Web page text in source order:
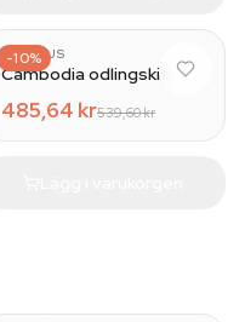
-10%
AZARIUS
Cambodia odlingskit
485,64 kr539,60 kr